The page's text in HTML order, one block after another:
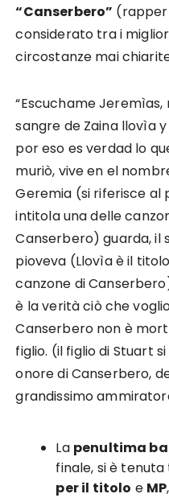
“Canserbero” (rapper
considerato tra i
circostanze mai
“Escuchame
sangre de Zaina llovìa
por eso es verdad lo
muriò, vive en el
Geremia (si riferisce al
intitola una delle
Canserbero) guarda, il
pioveva (Llovìa è il
canzone di
è la verità ciò che
Canserbero non è
figlio. (il figlio di Stuart
onore di Canserbero,
grandissimo
La penultima
finale, si è
per il titolo e MP